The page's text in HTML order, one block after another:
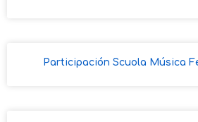
Participación Scuola Música